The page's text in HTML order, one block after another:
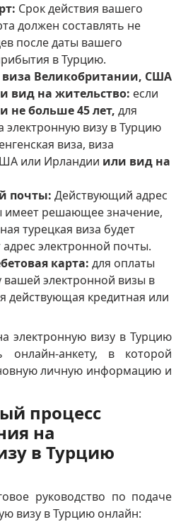
Срок действия вашего
должен составлять не
после даты вашего
в Турцию.
виза Великобритании, США
вид на жительство: если
не больше 45 лет, для
электронную визу в Турцию
виза, виза
или Ирландии или вид на
почты: Действующий адрес
имеет решающее значение,
турецкая виза будет
адрес электронной почты.
карта: для оплаты
вашей электронной визы в
действующая кредитная или
электронную визу в Турцию
онлайн-анкету, в которой
личную информацию и
процесс
на
в Турцию
руководство по подаче
визу в Турцию онлайн: